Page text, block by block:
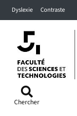
Accéder au menu principal
Accéder à la recherche
Accéder au pied de page
Dyslexie Contraste
Chercher